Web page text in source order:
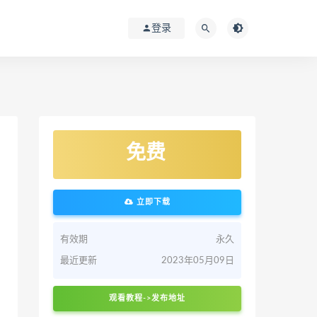
登录
免费
立即下载
有效期 永久
最近更新 2023年05月09日
观看教程->发布地址